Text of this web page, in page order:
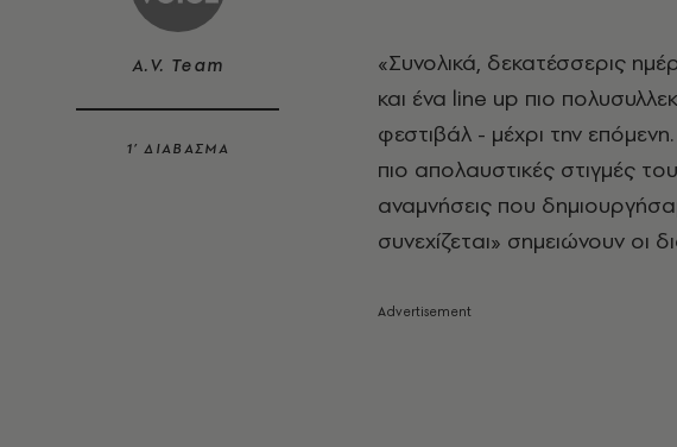
A.V. Team
1’ ΔΙΑΒΑΣΜΑ
«Συνολικά, δεκατέσσερις
και ένα line up πιο
φεστιβάλ - μέχρι την
πιο απολαυστικές στιγμές
αναμνήσεις που
συνεχίζεται» σημειώνουν οι